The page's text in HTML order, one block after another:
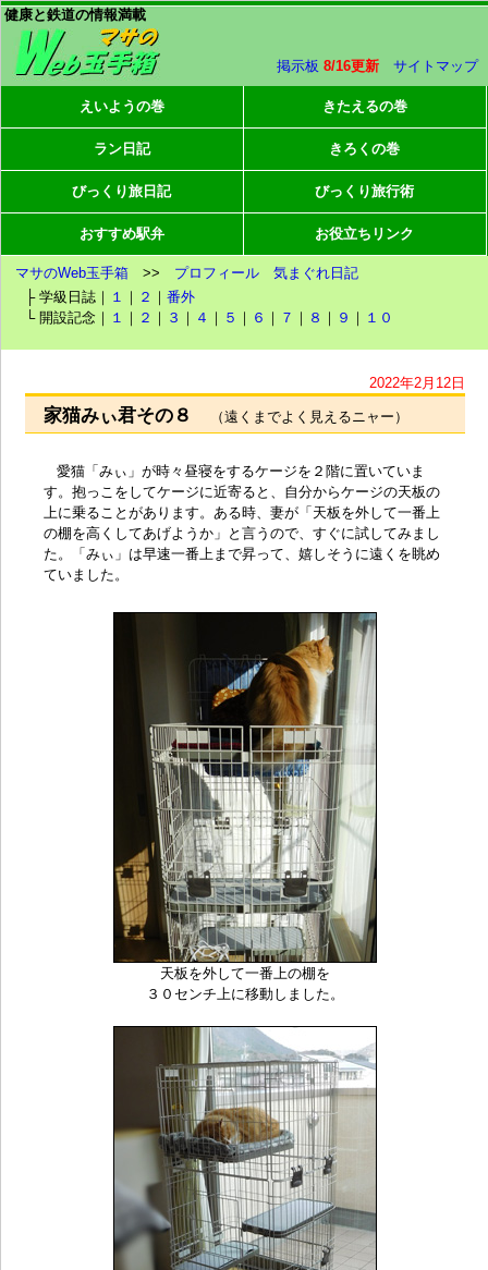
健康と鉄道の情報満載
掲示板 8/16更新 サイトマップ
えいようの巻 きたえるの巻
ラン日記 きろくの巻
びっくり旅日記 びっくり旅行術
おすすめ駅弁 お役立ちリンク
マサのWeb玉手箱 >> プロフィール
気まぐれ日記
├ 学級日誌｜ １ ｜ ２ ｜番外
└ 開設記念｜ １ ｜ ２ ｜ ３ ｜ ４ ｜ ５ ｜ ６ ｜ ７ ｜ ８ ｜ ９ ｜ １０
2022年2月12日
家猫みぃ君その８ （遠くまでよく見えるニャー）
愛猫「みぃ」が時々昼寝をするケージを２階に置いていま
す。抱っこをしてケージに近寄ると、自分からケージの天板の
上に乗ることがあります。ある時、妻が「天板を外して一番上
の棚を高くしてあげようか」と言うので、すぐに試してみまし
た。「みぃ」は早速一番上まで昇って、嬉しそうに遠くを眺め
ていました。
天板を外して一番上の棚を
３０センチ上に移動しました。